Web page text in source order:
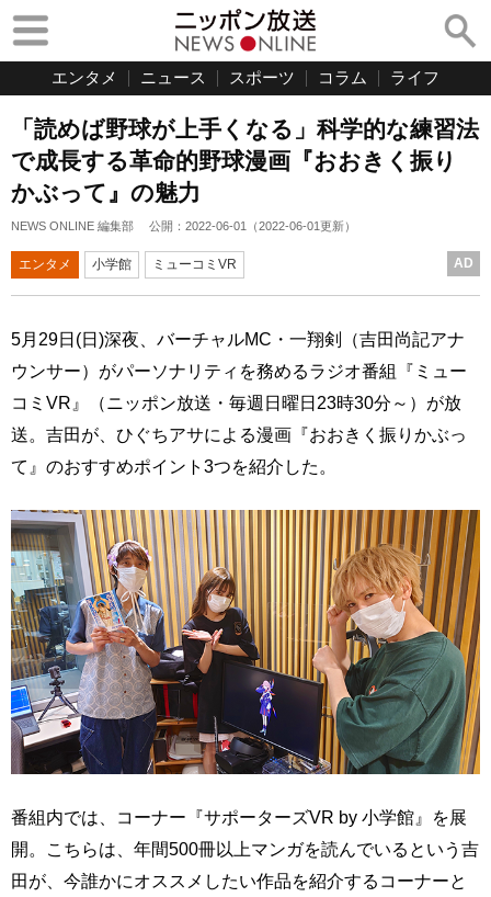
エンタメ ニュース スポーツ コラム ライフ
「読めば野球が上手くなる」科学的な練習法
で成長する革命的野球漫画『おおきく振り
かぶって』の魅力
NEWS ONLINE 編集部 公開： 2022-06-01 （2022-06-01更新）
エンタメ 小学館 ミューコミVR AD
5月29日(日)深夜、バーチャルMC・一翔剣（吉田尚記アナ
ウンサー）がパーソナリティを務めるラジオ番組『ミュー
コミVR』（ニッポン放送・毎週日曜日23時30分～）が放
送。吉田が、ひぐちアサによる漫画『おおきく振りかぶっ
て』のおすすめポイント3つを紹介した。
番組内では、コーナー『サポーターズVR by 小学館』を展
開。こちらは、年間500冊以上マンガを読んでいるという吉
田が、今誰かにオススメしたい作品を紹介するコーナーと